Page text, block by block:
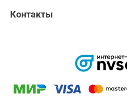
Контакты